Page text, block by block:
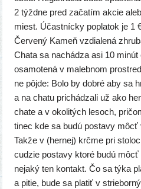
2 týžd­ne pred zača­tím akcie
miest. Účastnícky popla­tok je 1
Červený Kameň vzdia­le­ná
Chata sa nachá­dza asi 10
osa­mo­te­ná v maleb­nom
ne pôj­de: Bolo by dob­ré aby sa
a na cha­tu pri­chá­dza­li už ako
cha­te a v oko­li­tých lesoch,
ti­nec kde sa budú posta­vy
Takže v (her­nej) krč­me pri
cudzie posta­vy kto­ré budú
neja­ký ten kon­takt. Čo sa týka
a pitie, bude sa pla­tiť v